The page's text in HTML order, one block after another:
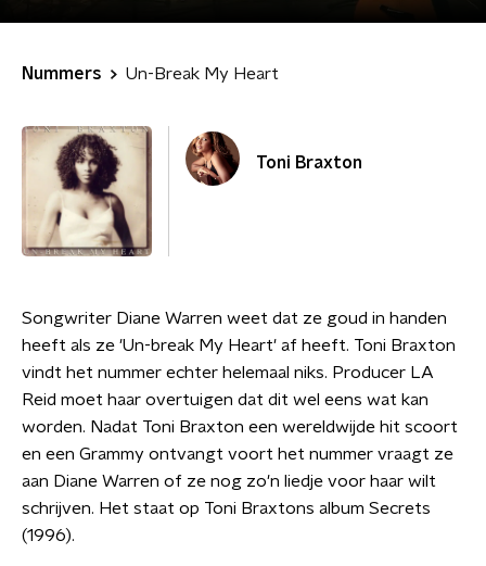
Nummers Un-Break My Heart
Toni Braxton
Songwriter Diane Warren weet dat ze goud in handen
heeft als ze 'Un-break My Heart' af heeft. Toni Braxton
vindt het nummer echter helemaal niks. Producer LA
Reid moet haar overtuigen dat dit wel eens wat kan
worden. Nadat Toni Braxton een wereldwijde hit scoort
en een Grammy ontvangt voort het nummer vraagt ze
aan Diane Warren of ze nog zo'n liedje voor haar wilt
schrijven. Het staat op Toni Braxtons album Secrets
(1996).